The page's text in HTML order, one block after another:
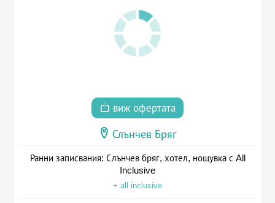
виж офертата
Слънчев Бряг
Ранни записвания: Слънчев бряг, хотел, нощувка с All
Inclusive
+ all inclusive